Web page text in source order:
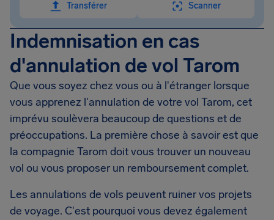
Transférer
Scanner
Indemnisation en cas
d'annulation de vol Tarom
Que vous soyez chez vous ou à l'étranger lorsque
vous apprenez l'annulation de votre vol Tarom, cet
imprévu soulèvera beaucoup de questions et de
préoccupations. La première chose à savoir est que
la compagnie Tarom doit vous trouver un nouveau
vol ou vous proposer un remboursement complet.
Les annulations de vols peuvent ruiner vos projets
de voyage. C'est pourquoi vous devez également